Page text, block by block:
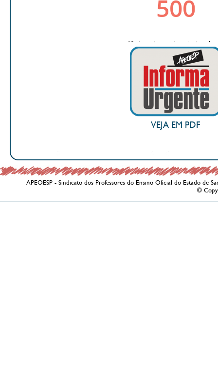
VEJA EM PDF
APEOESP - Sindicato dos Professores do Ensino Oficial do Estado de
©